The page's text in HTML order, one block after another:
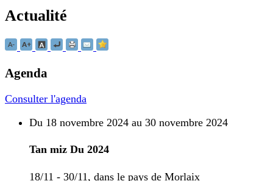
Actualité
Agenda
Consulter l'agenda
Du 18 novembre 2024 au 30 novembre 2024
Tan miz Du 2024
18/11 - 30/11, dans le pays de Morlaix